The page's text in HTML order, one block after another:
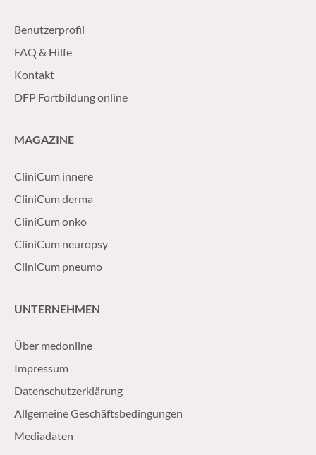
Benutzerprofil
FAQ & Hilfe
Kontakt
DFP Fortbildung online
MAGAZINE
CliniCum innere
CliniCum derma
CliniCum onko
CliniCum neuropsy
CliniCum pneumo
UNTERNEHMEN
Über medonline
Impressum
Datenschutzerklärung
Allgemeine Geschäftsbedingungen
Mediadaten